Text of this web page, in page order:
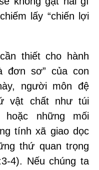
lấy “chiến lợi
thiết cho hành
đơn sơ” của con
người môn đệ
vật chất như túi
những mối
tính xã giao dọc
thứ quan trọng
4). Nếu chúng ta